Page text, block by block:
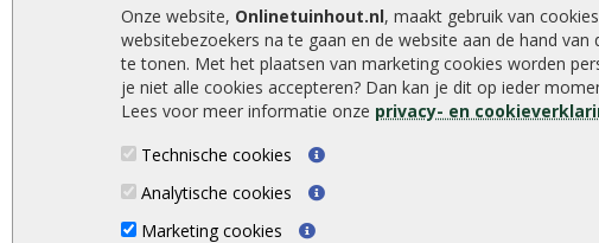
Onze website, Onlinetuinhout.nl, maakt gebruik van
websitebezoekers na te gaan en de website aan de hand
te tonen. Met het plaatsen van marketing cookies worden
je niet alle cookies accepteren? Dan kan je dit op ieder
Lees voor meer informatie onze privacy- en
Technische cookies
Analytische cookies
Marketing cookies
Gekeurd hout
De fundering van een vlonder leggen
Hoe zelf een houten overkapping maken
Hoe zelf een vlonder leggen
Stijlvolle
Duurzame tuin
Welke palen voor
Onlinetuinhout.nl ©2026